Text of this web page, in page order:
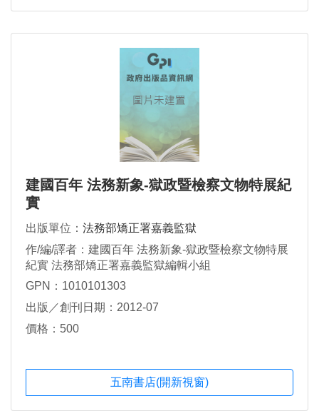
建國百年 法務新象-獄政暨檢察文物特展紀
實
出版單位： 法務部矯正署嘉義監獄
作/編/譯者：建國百年 法務新象-獄政暨檢察文物特展
紀實 法務部矯正署嘉義監獄編輯小組
GPN：1010101303
出版／創刊日期：2012-07
價格：500
五南書店(開新視窗)